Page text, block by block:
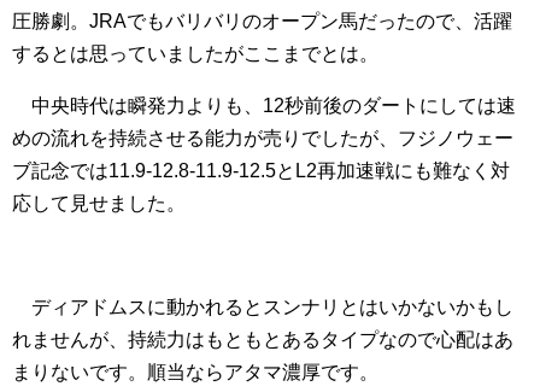
圧勝劇。JRAでもバリバリのオープン馬だったので、活躍
するとは思っていましたがここまでとは。
中央時代は瞬発力よりも、12秒前後のダートにしては速
めの流れを持続させる能力が売りでしたが、フジノウェー
ブ記念では11.9-12.8-11.9-12.5とL2再加速戦にも難なく対
応して見せました。
ディアドムスに動かれるとスンナリとはいかないかもし
れませんが、持続力はもともとあるタイプなので心配はあ
まりないです。順当ならアタマ濃厚です。